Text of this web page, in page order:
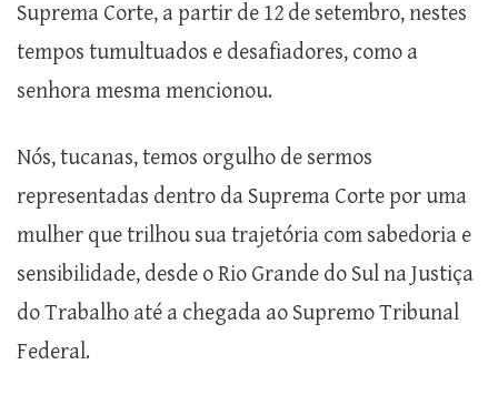
Suprema Corte, a partir de 12 de setembro, nestes
tempos tumultuados e desafiadores, como a
senhora mesma mencionou.
Nós, tucanas, temos orgulho de sermos
representadas dentro da Suprema Corte por uma
mulher que trilhou sua trajetória com sabedoria e
sensibilidade, desde o Rio Grande do Sul na Justiça
do Trabalho até a chegada ao Supremo Tribunal
Federal.